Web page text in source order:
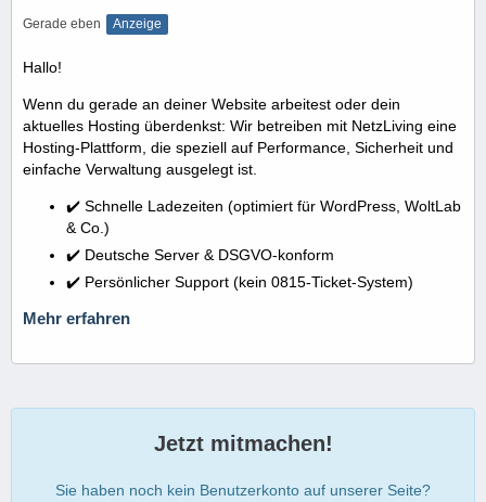
Gerade eben Anzeige
Hallo!
Wenn du gerade an deiner Website arbeitest oder dein
aktuelles Hosting überdenkst: Wir betreiben mit NetzLiving eine
Hosting-Plattform, die speziell auf Performance, Sicherheit und
einfache Verwaltung ausgelegt ist.
✔️ Schnelle Ladezeiten (optimiert für WordPress, WoltLab
& Co.)
✔️ Deutsche Server & DSGVO-konform
✔️ Persönlicher Support (kein 0815-Ticket-System)
Mehr erfahren
Jetzt mitmachen!
Sie haben noch kein Benutzerkonto auf unserer Seite?